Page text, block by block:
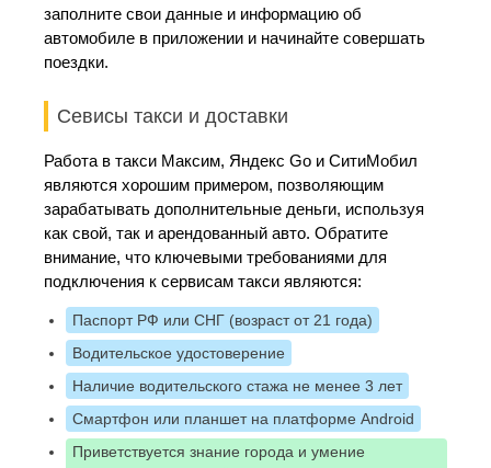
заполните свои данные и информацию об
автомобиле в приложении и начинайте совершать
поездки.
Севисы такси и доставки
Работа в такси Максим, Яндекс Go и СитиМобил
являются хорошим примером, позволяющим
зарабатывать дополнительные деньги, используя
как свой, так и арендованный авто. Обратите
внимание, что ключевыми требованиями для
подключения к сервисам такси являются:
Паспорт РФ или СНГ (возраст от 21 года)
Водительское удостоверение
Наличие водительского стажа не менее 3 лет
Смартфон или планшет на платформе Android
Приветствуется знание города и умение